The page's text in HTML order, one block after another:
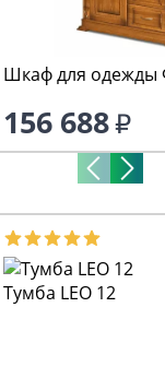
Шкаф для одежды
156 688
Тумба LEO 12